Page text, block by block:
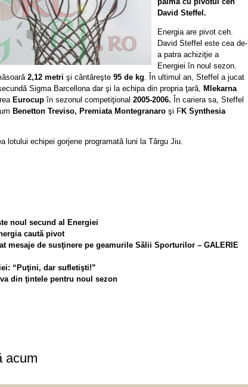
David Steffel.
Energia are pivot ceh.
David Steffel este cea de-
a patra achiziţie a
Energiei în noul sezon.
2,12 metri şi cântăreşte 95 de kg . În ultimul an, Steffel a jucat
Sigma Barcellona dar şi la echipa din propria ţară, Mlekarna
Eurocup în sezonul competiţional 2005-2006. În cariera sa, Steffel
Benetton Treviso, Premiata Montegranaro şi FK Synthesia
lotului echipei gorjene programată luni la Târgu Jiu.
noul secund al Energiei
caută pivot
mesaje de susţinere pe geamurile Sălii Sporturilor – GALERIE
“Puţini, dar sufletişti!”
din ţintele pentru noul sezon
acum